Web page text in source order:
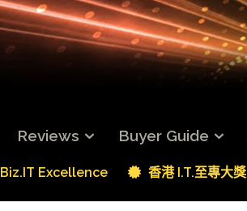
Reviews Buyer Guide
Biz.IT Excellence 香港 I.T.至專大獎